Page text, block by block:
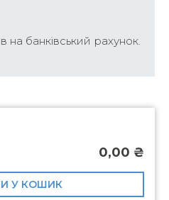
на банківський рахунок.
0,00 ₴
У КОШИК